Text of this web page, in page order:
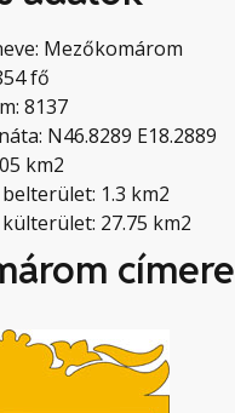
Mezőkomárom
fő
8137
N46.8289 E18.2889
km2
1.3 km2
27.75 km2
címere